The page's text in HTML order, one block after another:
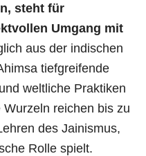
steht für
Umgang mit
aus der indischen
tiefgreifende
weltliche Praktiken
reichen bis zu
des Jainismus,
Rolle spielt.